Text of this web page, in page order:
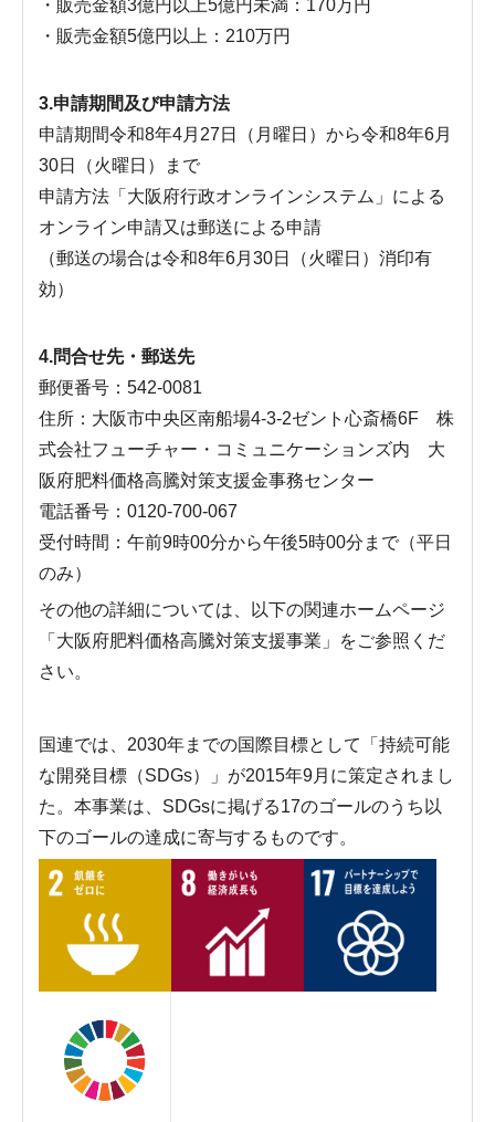
・販売金額3億円以上5億円未満：170万円
・販売金額5億円以上：210万円
3.申請期間及び申請方法
申請期間令和8年4月27日（月曜日）から令和8年6月
30日（火曜日）まで
申請方法「大阪府行政オンラインシステム」による
オンライン申請又は郵送による申請
（郵送の場合は令和8年6月30日（火曜日）消印有
効）
4.問合せ先・郵送先
郵便番号：542-0081
住所：大阪市中央区南船場4-3-2ゼント心斎橋6F 株
式会社フューチャー・コミュニケーションズ内 大
阪府肥料価格高騰対策支援金事務センター
電話番号：0120-700-067
受付時間：午前9時00分から午後5時00分まで（平日
のみ）
その他の詳細については、以下の関連ホームページ
「大阪府肥料価格高騰対策支援事業」をご参照くだ
さい。
国連では、2030年までの国際目標として「持続可能
な開発目標（SDGs）」が2015年9月に策定されまし
た。本事業は、SDGsに掲げる17のゴールのうち以
下のゴールの達成に寄与するものです。